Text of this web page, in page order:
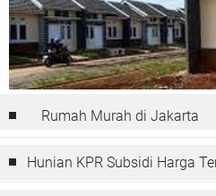
Rumah Murah di Jakarta
Hunian KPR Subsidi Harga